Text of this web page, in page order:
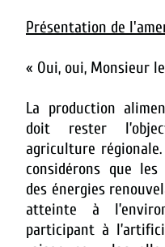
Présentation de
« Oui, oui, Monsieur
La production
doit rester
agriculture
considérons que
des énergies
atteinte à
participant à